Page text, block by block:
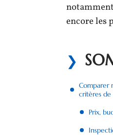
encore les
Comparer
critères de
Prix,